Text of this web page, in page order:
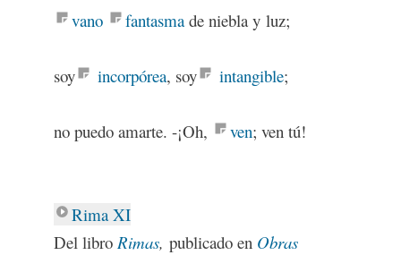
vano fantasmade niebla y luz;
soy incorpórea, soy intangible;
no puedo amarte. -¡Oh, ven; ven tú!
Rima XI
Del libro Rimas, publicado en Obras